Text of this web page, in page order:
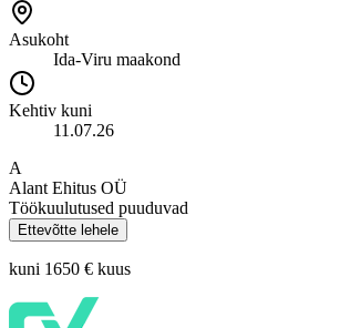
Asukoht
Ida-Viru maakond
Kehtiv kuni
11.07.26
A
Alant Ehitus OÜ
Töökuulutused puuduvad
Ettevõtte lehele
kuni 1650 € kuus